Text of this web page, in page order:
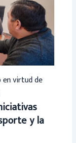
en virtud de
y la